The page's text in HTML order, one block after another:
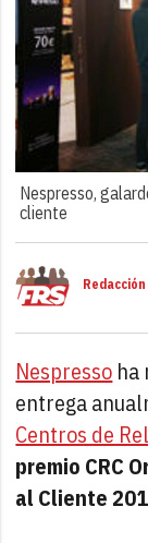
Nespresso,
cliente
Redacción
Nespresso ha
entrega
Centros de
premio CRC
al Cliente